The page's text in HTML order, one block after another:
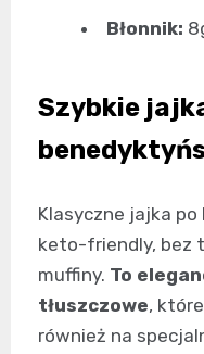
Błonnik:
Szybkie
Klasyczne jajka
keto-friendly, bez
muffiny. To
tłuszczowe,
również na